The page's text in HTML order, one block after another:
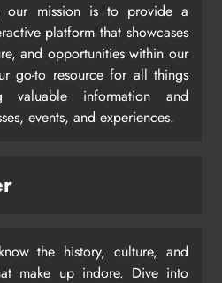
our mission is to provide a
platform that showcases
and opportunities within our
go-to resource for all things
valuable information and
events, and experiences.
the history, culture, and
make up indore. Dive into